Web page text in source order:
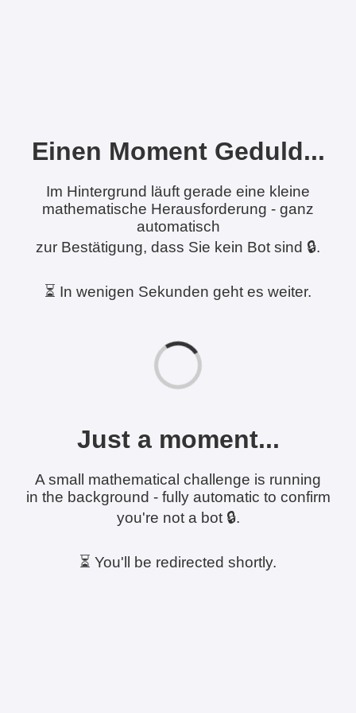
Einen Moment Geduld...
Im Hintergrund läuft gerade eine kleine
mathematische Herausforderung - ganz
automatisch
zur Bestätigung, dass Sie kein Bot sind 🔒.
⏳ In wenigen Sekunden geht es weiter.
Just a moment...
A small mathematical challenge is running
in the background - fully automatic to confirm
you're not a bot 🔒.
⏳ You'll be redirected shortly.